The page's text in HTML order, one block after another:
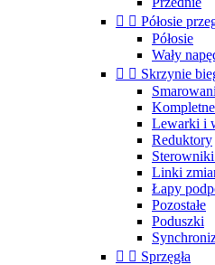
  Półosie
Półosie
Wały
  Skrzynie
Lewarki i
Reduktory
Linki
Łapy
Pozostałe
Poduszki
  Sprzęgła